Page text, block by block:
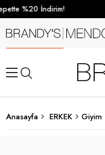
%20 İndirim!
Anasayfa ERKEK Giyim